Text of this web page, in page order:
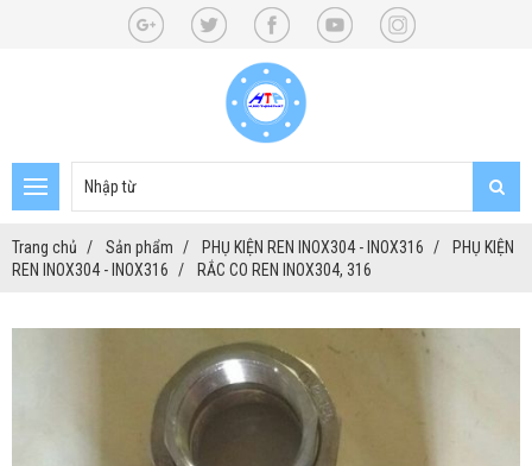
Trang chủ Sản phẩm PHỤ KIỆN REN INOX304 - INOX316
PHỤ KIỆN
REN INOX304 - INOX316
RẮC CO REN INOX304, 316